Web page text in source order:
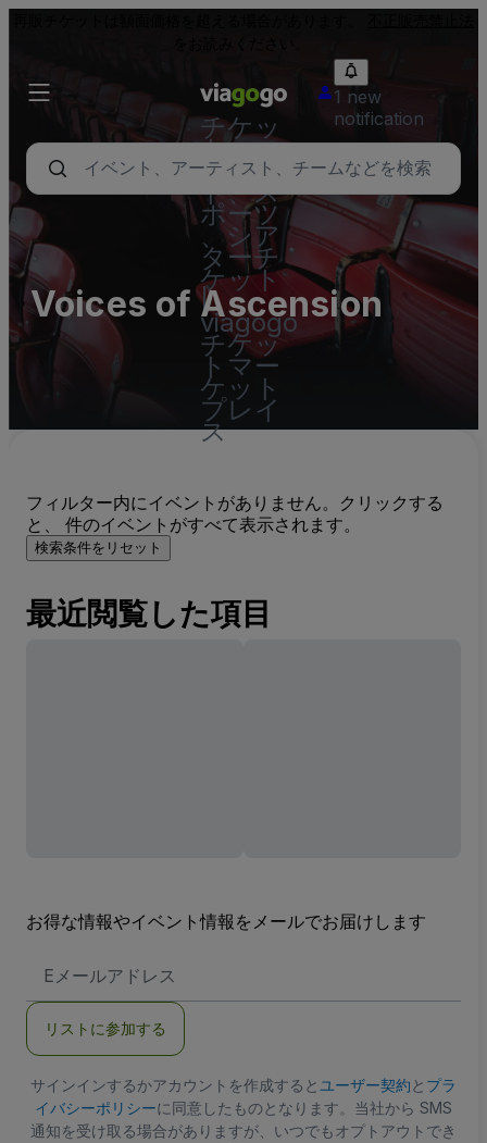
チケッ
ト - コ
ンサー
ト、ス
ポーツ
、シア
ターチ
ケット
|
viagogo
チケッ
トマー
ケット
プレイ
ス
1 new
notification
Voices of Ascension
フィルター内にイベントがありません。クリックする
と、 件のイベントがすべて表示されます。
検索条件をリセット
最近閲覧した項目
お得な情報やイベント情報をメールでお届けします
メ
ア
ス
リストに参加する
サインインするかアカウントを作成すると ユーザー契約と プラ
イバシーポリシーに同意したものとなります。当社から SMS
通知を受け取る場合がありますが、いつでもオプトアウトでき